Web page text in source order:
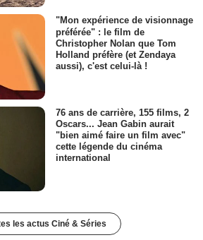
"Mon expérience de visionnage
préférée" : le film de
Christopher Nolan que Tom
Holland préfère (et Zendaya
aussi), c'est celui-là !
76 ans de carrière, 155 films, 2
Oscars... Jean Gabin aurait
"bien aimé faire un film avec"
cette légende du cinéma
international
les actus Ciné & Séries